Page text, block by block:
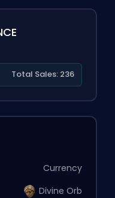
Total Sales: 236
Currency
Divine Orb